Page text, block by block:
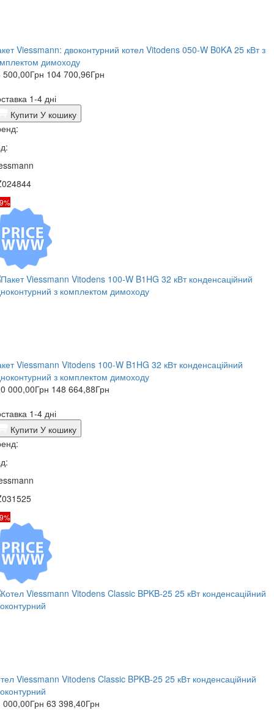
Viessmann: двоконтурний котел Vitodens 050-W B0KA 25 кВт з
димоходу
500,00Грн 104 700,96Грн
1-4 дні
Купити У кошику
Viessmann Vitodens 100-W B1HG 32 кВт конденсаційний
з комплектом димоходу
000,00Грн 148 664,88Грн
1-4 дні
Купити У кошику
Viessmann Vitodens Classic BPKB-25 25 кВт конденсаційний
000,00Грн 63 398,40Грн